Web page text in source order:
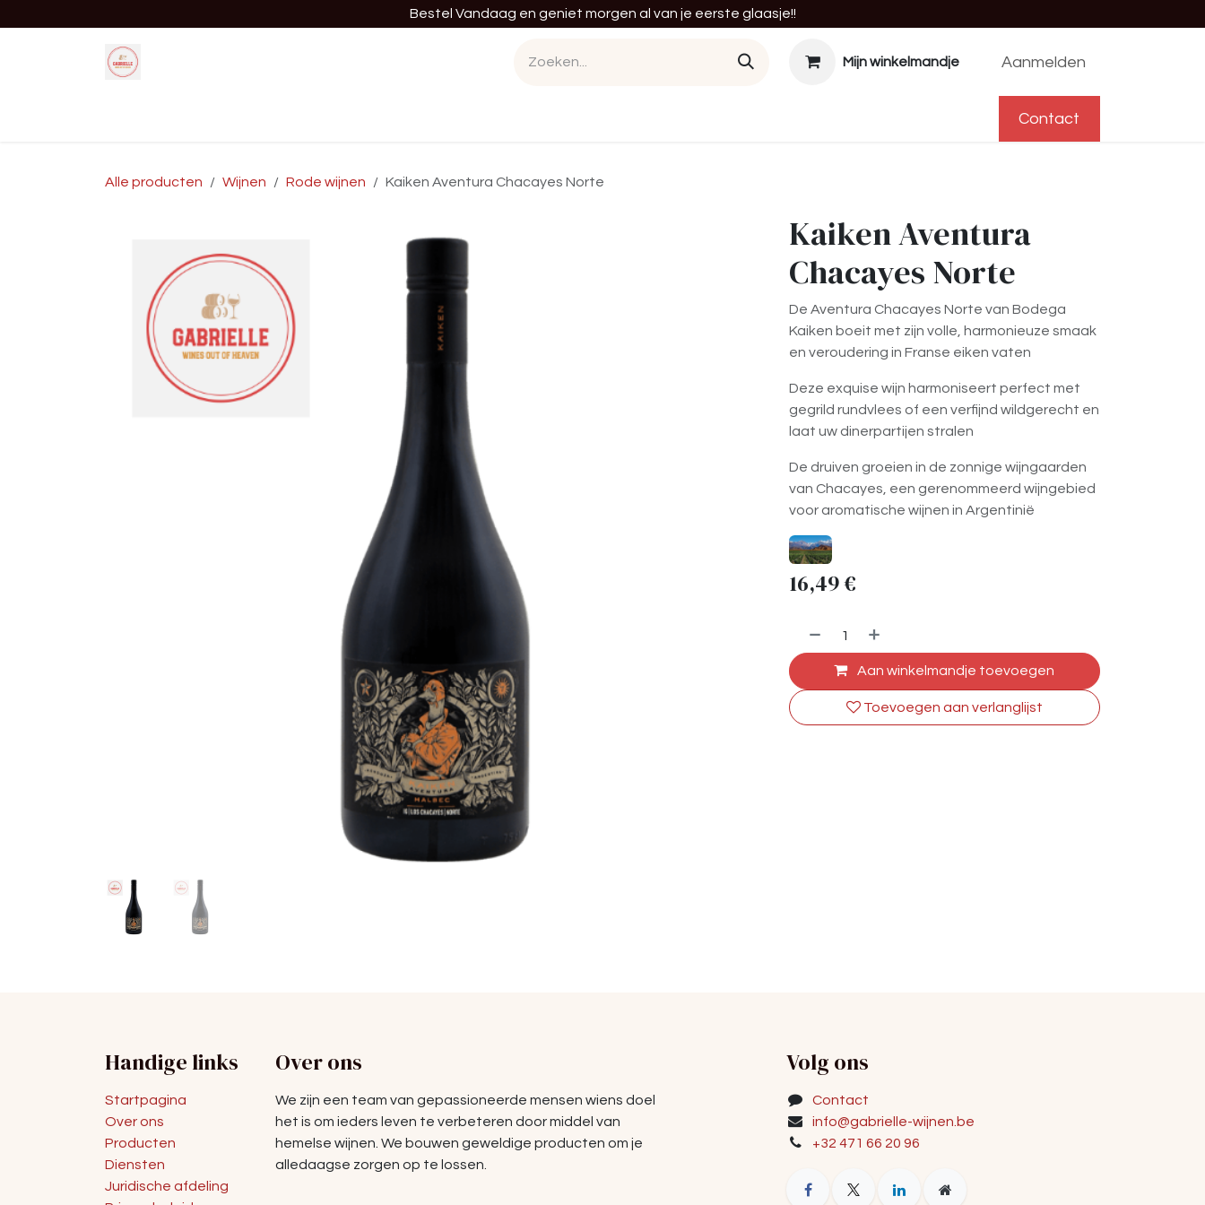
Bestel Vandaag en geniet morgen al van je eerste glaasje!!
Mijn winkelmandje Aanmelden
Contact
Contact
Alle producten Wijnen Rode wijnen Kaiken Aventura Chacayes Norte
Kaiken Aventura
Chacayes Norte
De Aventura Chacayes Norte van Bodega
Kaiken boeit met zijn volle, harmonieuze smaak
en veroudering in Franse eiken vaten
Deze exquise wijn harmoniseert perfect met
gegrild rundvlees of een verfijnd wildgerecht en
laat uw dinerpartijen stralen
De druiven groeien in de zonnige wijngaarden
van Chacayes, een gerenommeerd wijngebied
voor aromatische wijnen in Argentinië
16,49€
Aan winkelmandje toevoegen
Toevoegen aan verlanglijst
Handige links
Startpagina
Over ons
Producten
Diensten
Juridische afdeling
Over ons
We zijn een team van gepassioneerde mensen wiens doel
het is om ieders leven te verbeteren door middel van
hemelse wijnen. We bouwen geweldige producten om je
alledaagse zorgen op te lossen.
Volg ons
Contact
info@gabrielle-wijnen.be
+32 471 66 20 96